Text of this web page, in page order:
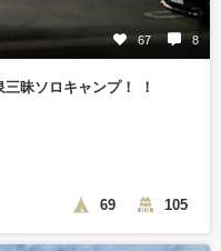
67 8
昧ソロキャンプ！ ！
69 105